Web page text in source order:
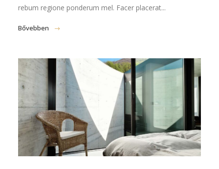
rebum regione ponderum mel. Facer placerat...
Bővebben